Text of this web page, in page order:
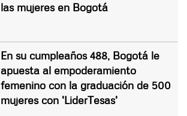
las mujeres en Bogotá
En su cumpleaños 488, Bogotá le
apuesta al empoderamiento
femenino con la graduación de 500
mujeres con 'LiderTesas'